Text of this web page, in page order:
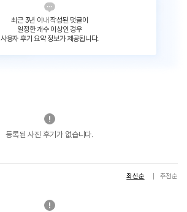
최근 3년 이내 작성된 댓글이
일정한 개수 이상인 경우
사용자 후기 요약 정보가 제공됩니다.
등록된 사진 후기가 없습니다.
최신순 추천순